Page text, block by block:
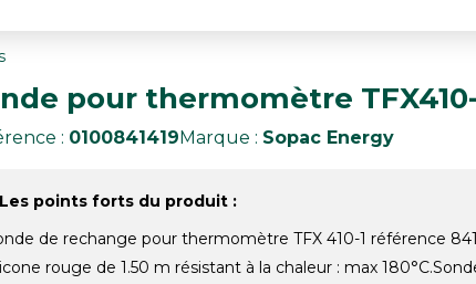
pour thermomètre TFX410-
: 0100841419Marque : Sopac Energy
Les points forts du produit :
de rechange pour thermomètre TFX 410-1 référence
rouge de 1.50 m résistant à la chaleur : max